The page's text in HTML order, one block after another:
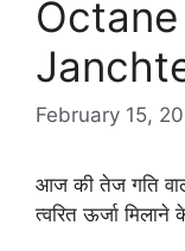
February 15,
आज की तेज गति
त्वरित ऊर्जा